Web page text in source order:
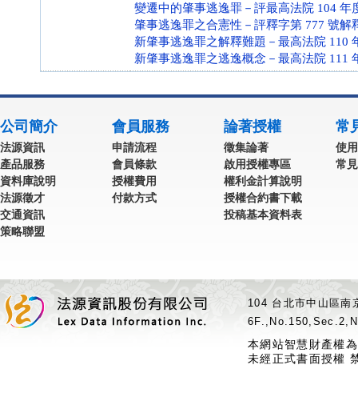
變遷中的肇事逃逸罪－評最高法院 104 年
肇事逃逸罪之合憲性－評釋字第 777 號解
新肇事逃逸罪之解釋難題－最高法院 110
新肇事逃逸罪之逃逸概念－最高法院 111
公司簡介
法源資訊
產品服務
資料庫說明
法源徵才
交通資訊
策略聯盟
會員服務
申請流程
會員條款
授權費用
付款方式
論著授權
徵集論著
啟用授權專區
權利金計算說明
授權合約書下載
投稿基本資料表
常
使
常
104 台北市中山區
本網站智慧財產權
未經正式書面授權